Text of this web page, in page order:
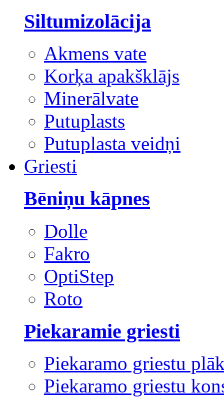
Siltumizolācija
Akmens vate
Korķa apakšklājs
Minerālvate
Putuplasts
Putuplasta veidņi
Griesti
Bēniņu kāpnes
Dolle
Fakro
OptiStep
Roto
Piekaramie griesti
Piekaramo griestu
Piekaramo griestu